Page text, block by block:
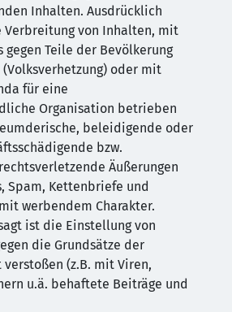
Inhalten. Ausdrücklich
von Inhalten, mit
gegen Teile der Bevölkerung
oder mit
für eine
Organisation betrieben
beleidigende oder
bzw.
Äußerungen
Spam, Kettenbriefe und
werbendem Charakter.
ist die Einstellung von
die Grundsätze der
(z.B. mit Viren,
u.ä. behaftete Beiträge und